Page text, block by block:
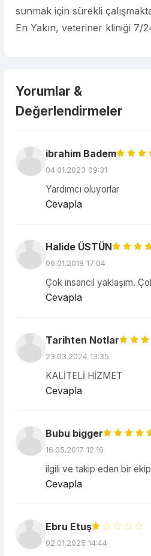
sunmak için sürekli
En Yakın, veteriner kliniği 7/
Yorumlar &
Değerlendirmeler
ibrahim Badem
04.01.2023 09:31
Yardımcı oluyorlar
Cevapla
Halide ÜSTÜN
06.01.2018 17:04
Çok insancıl yaklaşım.
Cevapla
Tarihten Notlar
23.03.2024 13:35
KALİTELİ HİZMET
Cevapla
Bubu bigger
16.05.2017 12:16
ilgili ve takip eden bir
Cevapla
Ebru Etuş
02.01.2025 14:44